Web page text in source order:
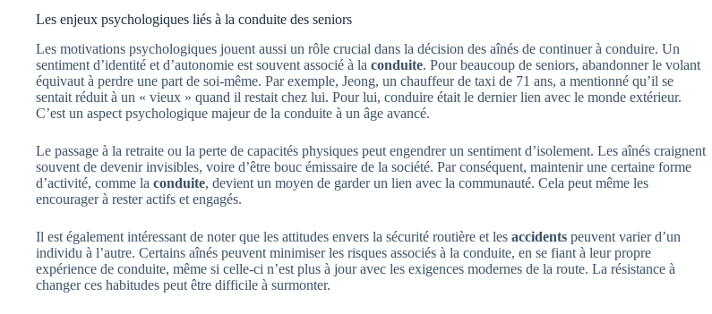
Les enjeux psychologiques liés à la conduite des seniors
Les motivations psychologiques jouent aussi un rôle crucial dans la décision des aînés de continuer à conduire. Un
sentiment d’identité et d’autonomie est souvent associé à la conduite. Pour beaucoup de seniors, abandonner le volant
équivaut à perdre une part de soi-même. Par exemple, Jeong, un chauffeur de taxi de 71 ans, a mentionné qu’il se
sentait réduit à un « vieux » quand il restait chez lui. Pour lui, conduire était le dernier lien avec le monde extérieur.
C’est un aspect psychologique majeur de la conduite à un âge avancé.
Le passage à la retraite ou la perte de capacités physiques peut engendrer un sentiment d’isolement. Les aînés craignent
souvent de devenir invisibles, voire d’être bouc émissaire de la société. Par conséquent, maintenir une certaine forme
d’activité, comme la conduite, devient un moyen de garder un lien avec la communauté. Cela peut même les
encourager à rester actifs et engagés.
Il est également intéressant de noter que les attitudes envers la sécurité routière et les accidents peuvent varier d’un
individu à l’autre. Certains aînés peuvent minimiser les risques associés à la conduite, en se fiant à leur propre
expérience de conduite, même si celle-ci n’est plus à jour avec les exigences modernes de la route. La résistance à
changer ces habitudes peut être difficile à surmonter.